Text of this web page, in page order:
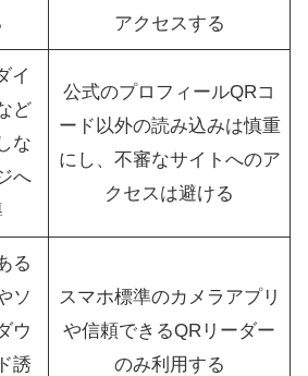
アクセスする
イ
ど
な
へ
公式のプロフィールQRコ
ード以外の読み込みは慎重
にし、不審なサイトへのア
クセスは避ける
る
ソ
ウ
誘
スマホ標準のカメラアプリ
や信頼できるQRリーダー
のみ利用する